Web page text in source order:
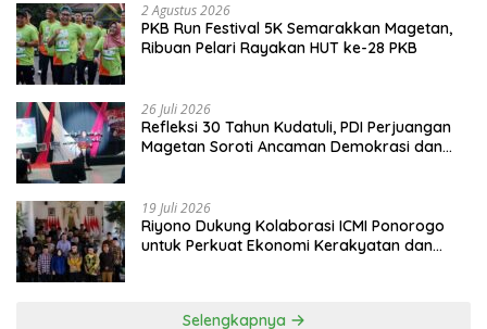
2 Agustus 2026
PKB Run Festival 5K Semarakkan Magetan,
Ribuan Pelari Rayakan HUT ke-28 PKB
26 Juli 2026
Refleksi 30 Tahun Kudatuli, PDI Perjuangan
Magetan Soroti Ancaman Demokrasi dan
19 Juli 2026
Riyono Dukung Kolaborasi ICMI Ponorogo
untuk Perkuat Ekonomi Kerakyatan dan
Selengkapnya